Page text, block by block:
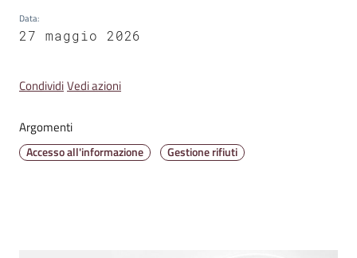
Amministrazione
gli
argomenti...
Data:
27 maggio 2026
CondividiVedi azioni
Argomenti
Accesso all'informazione Gestione rifiuti